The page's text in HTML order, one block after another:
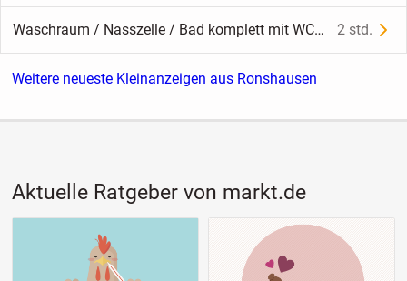
Waschraum / Nasszelle / Bad komplett mit WC für Selbstausbauer gebraucht ca 189 x 100 x B75 cm (aus Hobby 440 BJ 1997) 2 std.
Weitere neueste Kleinanzeigen aus Ronshausen
Aktuelle Ratgeber von markt.de